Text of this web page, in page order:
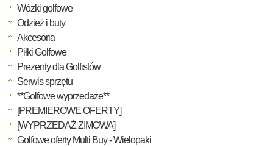
Wózki golfowe
Odzież i buty
Akcesoria
Piłki Golfowe
Prezenty dla Golfistów
Serwis sprzętu
**Golfowe wyprzedaże**
[PREMIEROWE OFERTY]
[WYPRZEDAŻ ZIMOWA]
Golfowe oferty Multi Buy - Wielopaki